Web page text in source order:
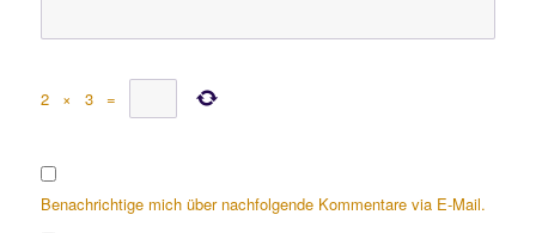
2 × 3 =
Benachrichtige mich über nachfolgende Kommentare via E-Mail.